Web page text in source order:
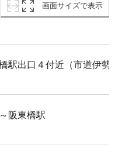
画面サイズで表示
駅出口４付近（市道伊勢
阪東橋駅